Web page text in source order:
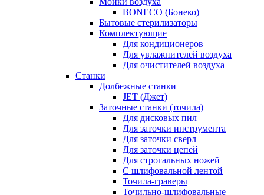
BONECO (Бонеко)
Бытовые стерилизаторы
Комплектующие
Для кондиционеров
Для увлажнителей воздуха
Для очистителей воздуха
Станки
Долбежные станки
JET (Джет)
Заточные станки (точила)
Для дисковых пил
Для заточки инструмента
Для заточки сверл
Для заточки цепей
Для строгальных ножей
С шлифовальной лентой
Точила-граверы
Точильно-шлифовальные